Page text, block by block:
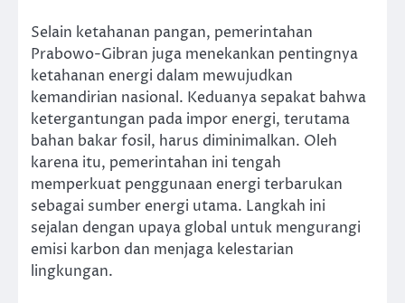
Selain ketahanan pangan, pemerintahan
Prabowo-Gibran juga menekankan pentingnya
ketahanan energi dalam mewujudkan
kemandirian nasional. Keduanya sepakat bahwa
ketergantungan pada impor energi, terutama
bahan bakar fosil, harus diminimalkan. Oleh
karena itu, pemerintahan ini tengah
memperkuat penggunaan energi terbarukan
sebagai sumber energi utama. Langkah ini
sejalan dengan upaya global untuk mengurangi
emisi karbon dan menjaga kelestarian
lingkungan.